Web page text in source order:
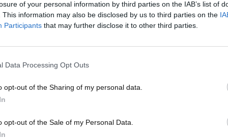
of your personal information by third parties on the IAB’s list of
This information may also be disclosed by us to third parties on the
Participants that may further disclose it to other third parties.
Data Processing Opt Outs
opt-out of the Sharing of my personal data.
opt-out of the Sale of my Personal Data.
alzate. Oltre aPecco Bagnaia, ci sarà anche Marc
tempo e ha immediatamente fatto vedere ciò di cui è
fare bene e punterà al titolo esattamente come i suoi
in questo 2025 con una novità che non è però a tutti
un certo senso la ‘vecchia strada’ perché ha prodotto
il tutto.
per il 2025